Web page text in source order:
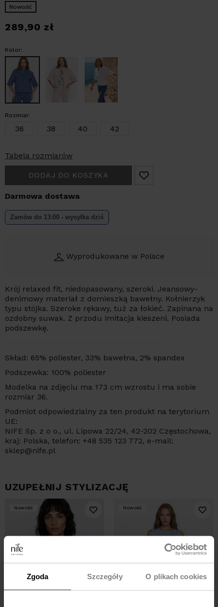
Zgoda Szczegóły O plikach cookies
Nowość
289,90 zł
Kolor:
Rozmiar:
36 38 40 42
Tabela rozmiarów
DODAJ DO KOSZYKA
Darmowa dostawa
Zamów do 13:00 - wysyłka dziś
Wyprodukowane w Polsce
Krój relaxed fit, niedopasowany, szeroki. Jeansowy-
denimowy materiał z domieszką bawełny. Kołnierzyk
typu stójka. Szeroke rękawy, tuż za łokieć. Zapinana na
ozdobny suwak. Z przodu imitacja kieszeni. Posiada
podszewkę.
Skład: 65% poliester, 33% bawełna, 2% spandex
Podszewka: 100% poliester
Modelka na zdjęciu ma 173 cm wzrostu i ma sobie
rozmiar 36.
Podmiot odpowiedzialny za ten produkt na terytorium
UE:
NIFE Sp. z o o., ul. Lipowa 22/24, 42-202 Częstochowa,
kraj: Polska, telefon: +48 535 123 772, e-mail:
sklep@nife.pl
UZUPEŁNIJ STYLIZACJĘ
Nowość Nowość